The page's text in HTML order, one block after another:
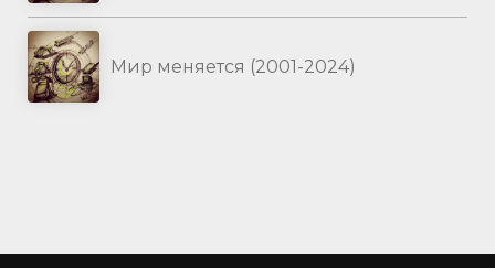
Мир меняется (2001-2024)